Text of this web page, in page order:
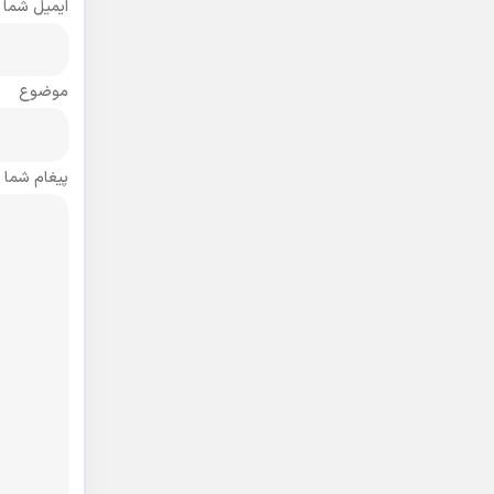
ایمیل شما
موضوع
پیغام